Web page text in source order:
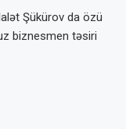
Şükürov da özü
biznesmen təsiri